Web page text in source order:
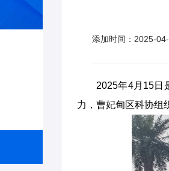
添加时间：2025-
2025年4月15日
力，曹妃甸区科协组